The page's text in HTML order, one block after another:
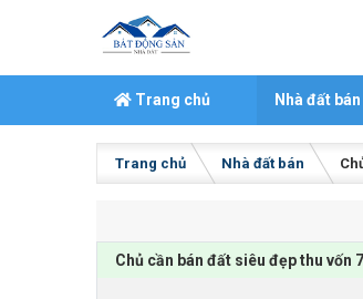
Trang chủ Nhà đất bán
Trang chủ Nhà đất bán
Chủ cần bán đất siêu đẹp thu vốn